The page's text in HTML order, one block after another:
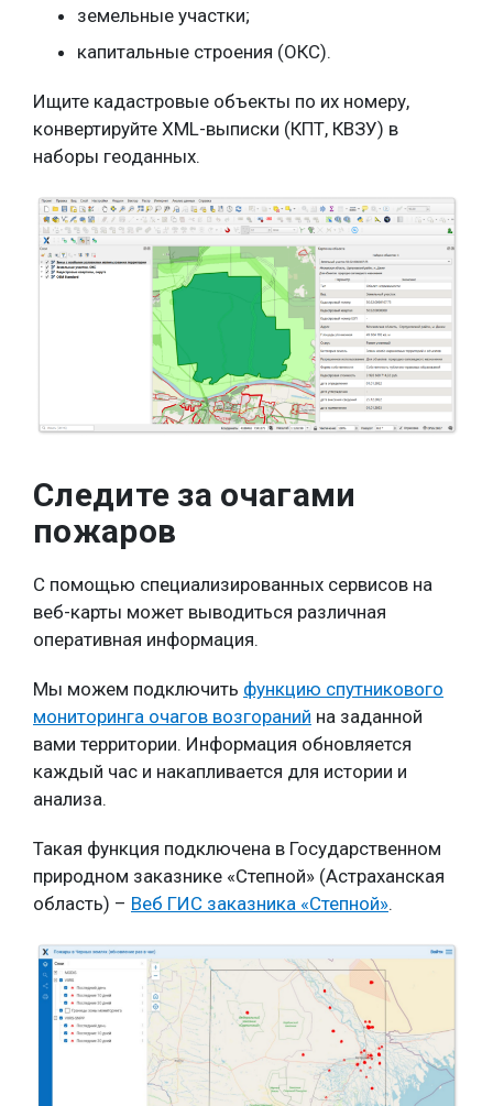
земельные участки;
капитальные строения (ОКС).
Ищите кадастровые объекты по их номеру,
конвертируйте XML-выписки (КПТ, КВЗУ) в
наборы геоданных.
Следите за очагами
пожаров
С помощью специализированных сервисов на
веб-карты может выводиться различная
оперативная информация.
Мы можем подключить функцию спутникового
мониторинга очагов возгораний на заданной
вами территории. Информация обновляется
каждый час и накапливается для истории и
анализа.
Такая функция подключена в Государственном
природном заказнике «Степной» (Астраханская
область) – Веб ГИС заказника «Степной».